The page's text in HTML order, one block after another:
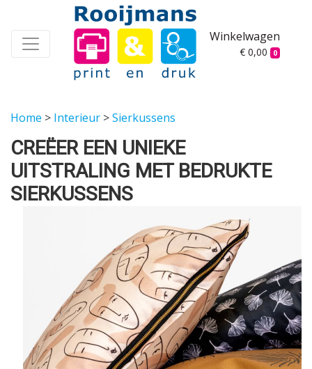
Winkelwagen
€ 0,00 0
Home > Interieur >Sierkussens
CREËER EEN UNIEKE
UITSTRALING MET BEDRUKTE
SIERKUSSENS